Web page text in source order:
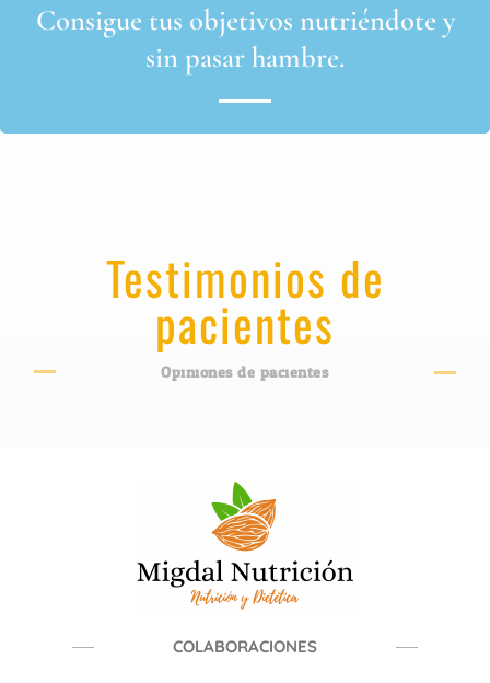
Consigue tus objetivos nutriéndote y
sin pasar hambre.
Testimonios de
pacientes
Opiniones de pacientes
COLABORACIONES